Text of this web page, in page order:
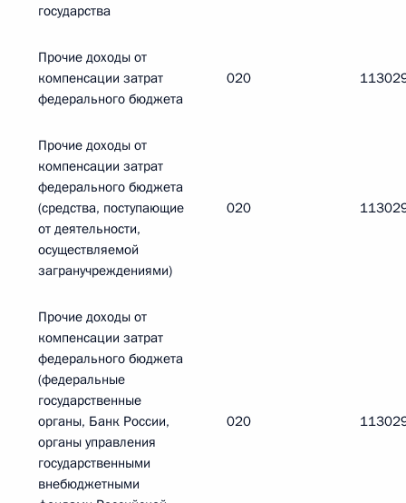
государства
Прочие доходы от
компенсации затрат
федерального бюджета
020
Прочие доходы от
компенсации затрат
федерального бюджета
(средства, поступающие
от деятельности,
осуществляемой
загранучреждениями)
020
Прочие доходы от
компенсации затрат
федерального бюджета
(федеральные
государственные
органы, Банк России,
органы управления
государственными
внебюджетными
020